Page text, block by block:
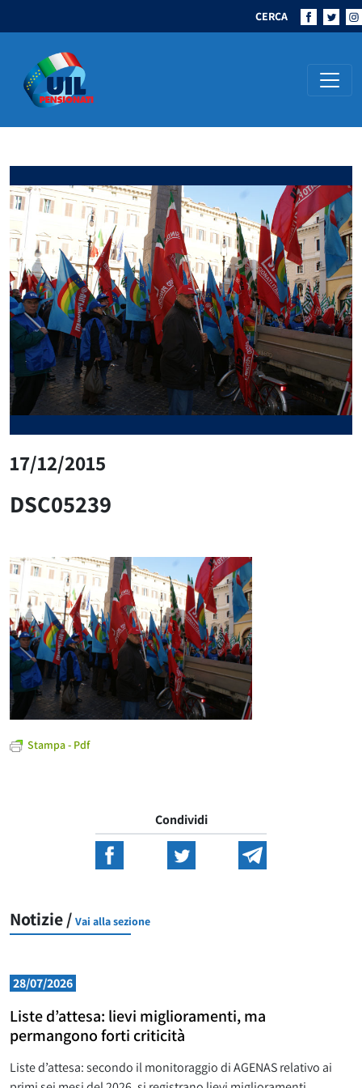
CERCA
Navigazione principale
17/12/2015
DSC05239
Stampa - Pdf
Condividi
Notizie / Vai alla sezione
28/07/2026
Liste d’attesa: lievi miglioramenti, ma
permangono forti criticità
Liste d’attesa: secondo il monitoraggio di AGENAS relativo ai